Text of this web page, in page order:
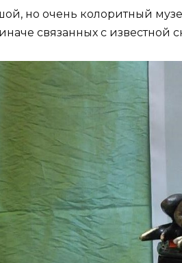
но очень колоритный
связанных с известной